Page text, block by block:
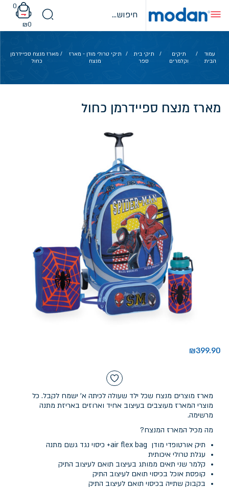
content
0
₪0
עמוד
הבית
/
תיקים
וקלמרים
/
תיקי בית
ספר
/
תיקי טרולי מודן - מארז
מנצח
/ מארז מנצח ספיידרמן
כחול
מארז מנצח ספיידרמן כחול
₪399.90
מארז מוצרים מנצח שכל ילד שעולה לכיתה א' ישמח לקבל. כל
מוצרי המארז מעוצבים בעיצוב אחיד וארוזים באריזת מתנה
מרשימה.
מה מכיל המארז המנצח?
תיק אורטופדי מודן air flex bag+ כיסוי נגד גשם מתנה
עגלת טרולי איכותית
קלמר שני תאים ממותג בעיצוב תואם לעיצוב התיק
קופסת אוכל בכיסוי תואם לעיצוב התיק
בקבוק שתייה בכיסוי תואם לעיצוב התיק